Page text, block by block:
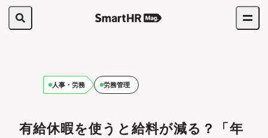
人事・労務 労務管理
有給休暇を使うと給料が減る？「年